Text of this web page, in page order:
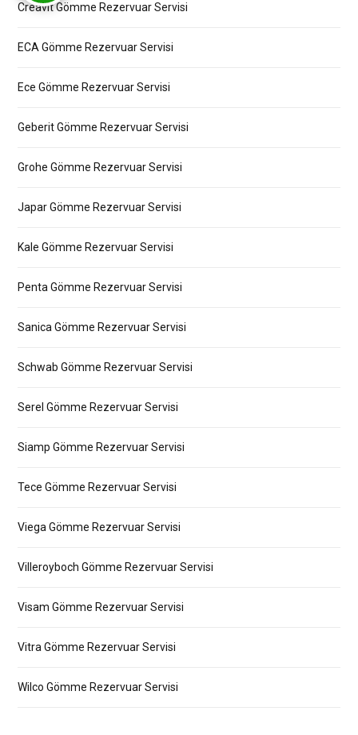
Creavit Gömme Rezervuar Servisi
ECA Gömme Rezervuar Servisi
Ece Gömme Rezervuar Servisi
Geberit Gömme Rezervuar Servisi
Grohe Gömme Rezervuar Servisi
Japar Gömme Rezervuar Servisi
Kale Gömme Rezervuar Servisi
Penta Gömme Rezervuar Servisi
Sanica Gömme Rezervuar Servisi
Schwab Gömme Rezervuar Servisi
Serel Gömme Rezervuar Servisi
Siamp Gömme Rezervuar Servisi
Tece Gömme Rezervuar Servisi
Viega Gömme Rezervuar Servisi
Villeroyboch Gömme Rezervuar Servisi
Visam Gömme Rezervuar Servisi
Vitra Gömme Rezervuar Servisi
Wilco Gömme Rezervuar Servisi